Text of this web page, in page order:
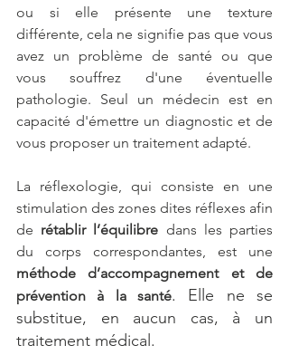
ou si elle présente une texture
différente, cela ne signifie pas que vous
avez un problème de santé ou que
vous souffrez d'une éventuelle
pathologie. Seul un médecin est en
capacité d'émettre un diagnostic et de
vous proposer un traitement adapté.
La réflexologie, qui consiste en une
stimulation des zones dites réflexes afin
de rétablir l’équilibre dans les parties
méthode d’accompagnement et de
prévention à la santé. Elle ne se
substitue, en aucun cas, à un
traitement médical.